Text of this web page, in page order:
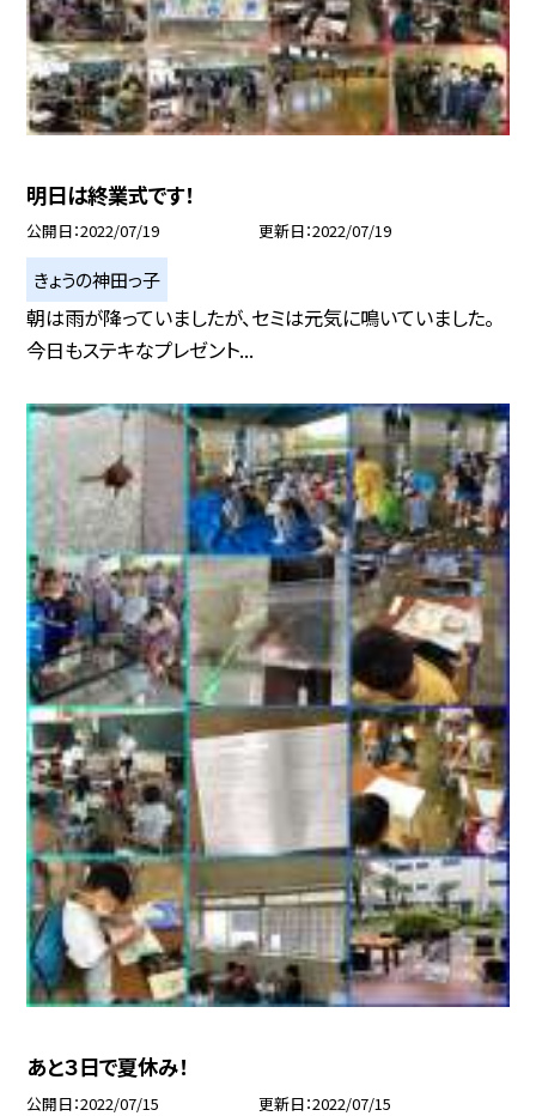
明日は終業式です！
公開日 2022/07/19 更新日 2022/07/19
きょうの神田っ子
朝は雨が降っていましたが、セミは元気に鳴いていました。
今日もステキなプレゼント...
あと３日で夏休み！
公開日 2022/07/15 更新日 2022/07/15